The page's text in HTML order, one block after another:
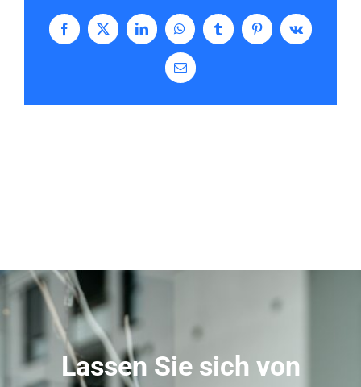
Facebook
X LinkedInWhatsAppTumblrPinterestVk
Email
Lassen Sie sich von